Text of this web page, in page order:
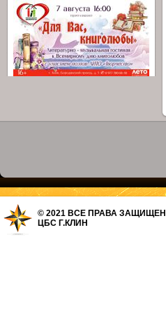
© 2021 ВСЕ ПРАВА
ЦБС Г.КЛИН